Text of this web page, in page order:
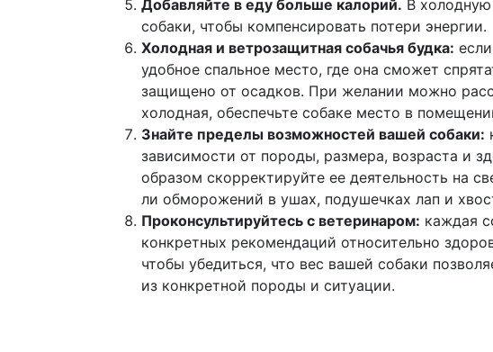
Добавляйте в еду больше калорий. В холодную
собаки, чтобы компенсировать потери энергии.
Холодная и ветрозащитная собачья будка:
удобное спальное место, где она сможет
защищено от осадков. При желании можно
холодная, обеспечьте собаке место в
Знайте пределы возможностей вашей собаки:
зависимости от породы, размера, возраста и
образом скорректируйте ее деятельность на
ли обморожений в ушах, подушечках лап и
Проконсультируйтесь с ветеринаром: каждая
конкретных рекомендаций относительно
чтобы убедиться, что вес вашей собаки
из конкретной породы и ситуации.